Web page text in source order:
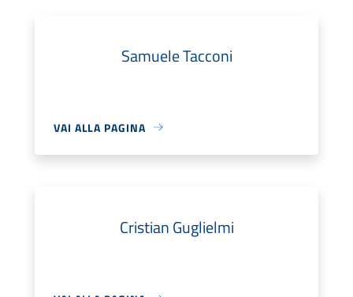
Samuele Tacconi
VAI ALLA PAGINA
Cristian Guglielmi